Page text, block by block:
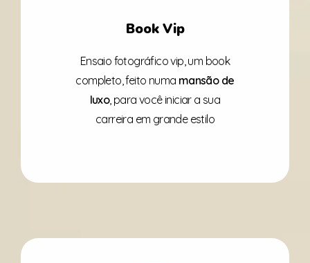
Book Vip
Ensaio fotográfico vip, um book
completo, feito numa mansão de
luxo, para você iniciar a sua
carreira em grande estilo